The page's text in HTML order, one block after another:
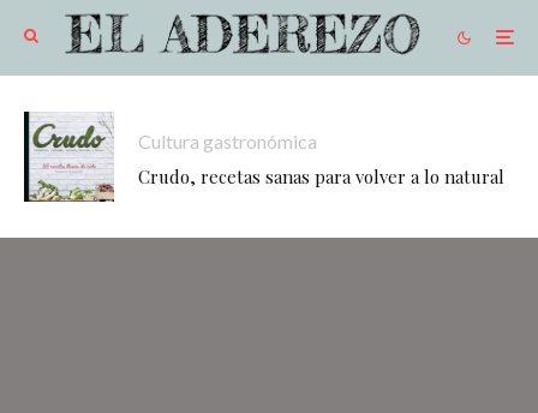
Cultura gastronómica
Crudo, recetas sanas para volver a lo natural